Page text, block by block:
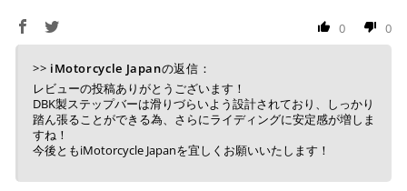
0 0
>> iMotorcycle Japanの返信：
レビューの投稿ありがとうございます！
DBK製ステップバーは滑りづらいよう設計されており、しっかり
踏ん張ることができる為、さらにライディングに安定感が増しま
すね！
今後ともiMotorcycle Japanを宜しくお願いいたします！